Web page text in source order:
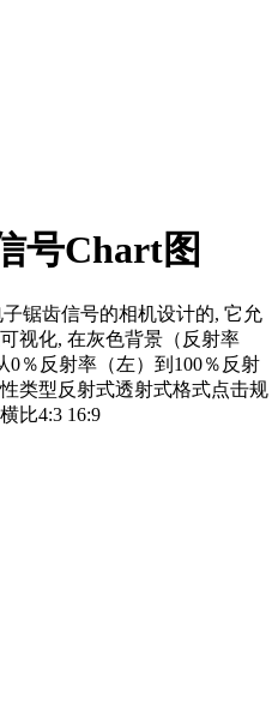
号Chart图
锯齿信号的相机设计的, 它允
视化, 在灰色背景（反射率
0％反射率（左）到100％反射
类型反射式透射式格式点击规
比4:3 16:9